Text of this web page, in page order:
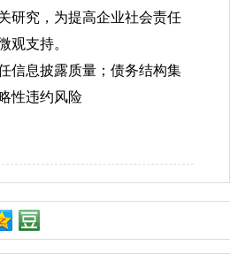
研究，为提高企业社会责任
观支持。
信息披露质量；债务结构集
性违约风险